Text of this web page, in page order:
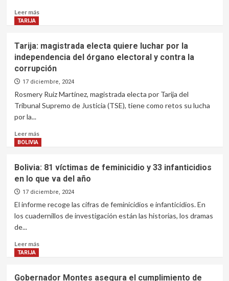
avenida
Felipe
en
Tarija
Leer másLeer
de
Tarija
denuncia
que
evista
le
procesarla
tras
orden
de
contra
Morales
TARIJA
Tarija: magistrada electa quiere luchar por la
independencia del órgano electoral y contra la
corrupción
17 diciembre, 2024
Rosmery Ruiz Martínez, magistrada electa por Tarija del
Tribunal Supremo de Justicia (TSE), tiene como retos su lucha
por la...
Leer másLeer
magistrada
electa
quiere
la
órgano
electoral
contra
BOLIVIA
Bolivia: 81 víctimas de feminicidio y 33 infanticidios
en lo que va del año
17 diciembre, 2024
El informe recoge las cifras de feminicidios e infanticidios. En
los cuadernillos de investigación están las historias, los dramas
de...
Leer másLeer
TARIJA
Gobernador Montes asegura el cumplimiento de